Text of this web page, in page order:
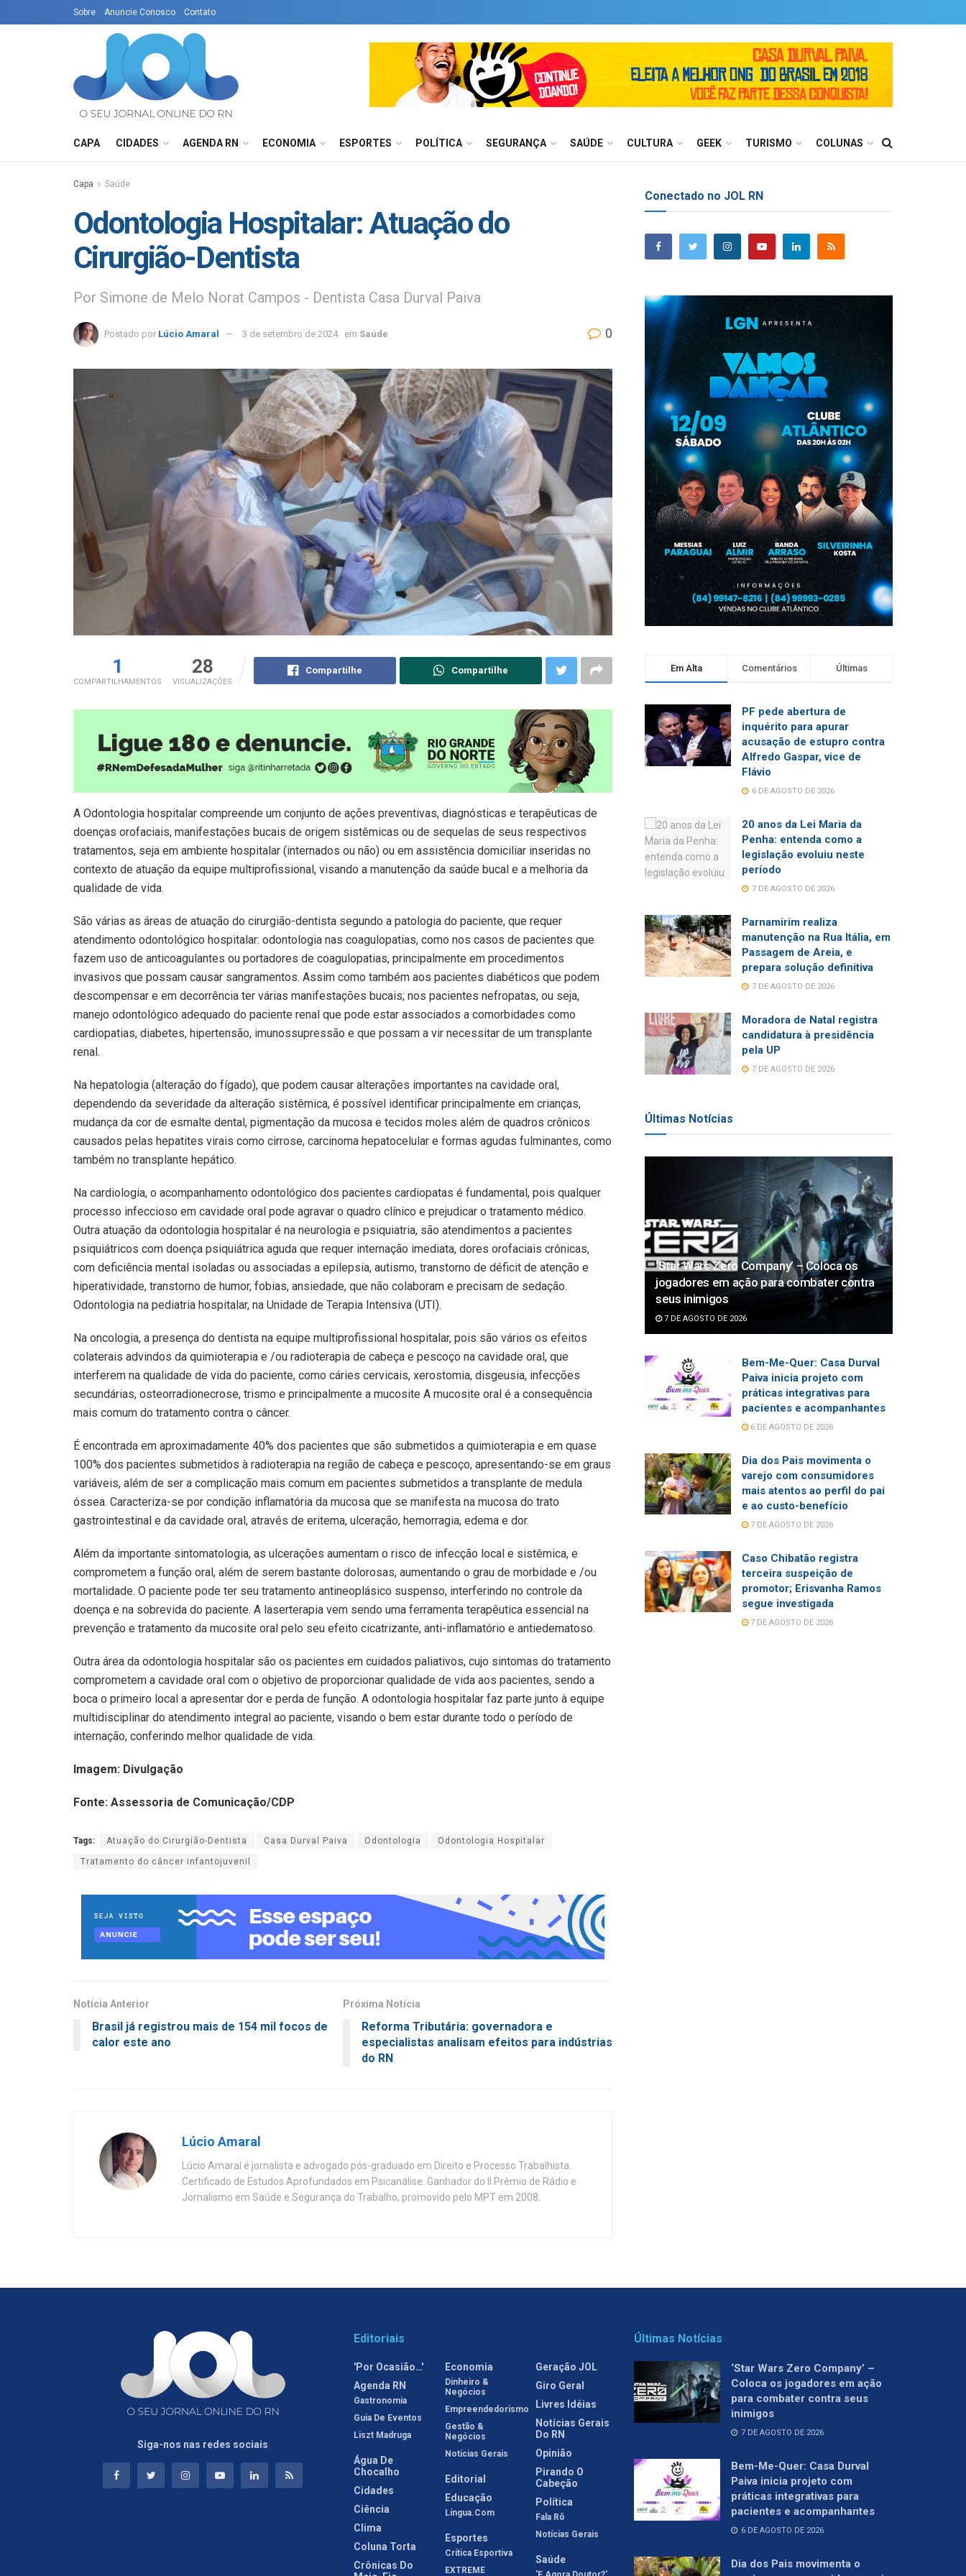
Sobre Anuncie Conosco Contato
CAPA CIDADES AGENDA RN ECONOMIA ESPORTES POLÍTICA SEGURANÇA SAÚDE CULTURA GEEK TURISMO COLUNAS
Capa Saúde
Odontologia Hospitalar: Atuação do
Cirurgião-Dentista
Por Simone de Melo Norat Campos - Dentista Casa Durval Paiva
Postado por Lúcio Amaral 3 de setembro de 2024 em Saúde 0
1
COMPARTILHAMENTOS
28
VISUALIZAÇÕES
Compartilhe Compartilhe
A Odontologia hospitalar compreende um conjunto de ações preventivas, diagnósticas e terapêuticas de
doenças orofaciais, manifestações bucais de origem sistêmicas ou de sequelas de seus respectivos
tratamentos, seja em ambiente hospitalar (internados ou não) ou em assistência domiciliar inseridas no
contexto de atuação da equipe multiprofissional, visando a manutenção da saúde bucal e a melhoria da
qualidade de vida.
São várias as áreas de atuação do cirurgião-dentista segundo a patologia do paciente, que requer
atendimento odontológico hospitalar: odontologia nas coagulopatias, como nos casos de pacientes que
fazem uso de anticoagulantes ou portadores de coagulopatias, principalmente em procedimentos
invasivos que possam causar sangramentos. Assim como também aos pacientes diabéticos que podem
descompensar e em decorrência ter várias manifestações bucais; nos pacientes nefropatas, ou seja,
manejo odontológico adequado do paciente renal que pode estar associados a comorbidades como
cardiopatias, diabetes, hipertensão, imunossupressão e que possam a vir necessitar de um transplante
renal.
Na hepatologia (alteração do fígado), que podem causar alterações importantes na cavidade oral,
dependendo da severidade da alteração sistêmica, é possível identificar principalmente em crianças,
mudança da cor de esmalte dental, pigmentação da mucosa e tecidos moles além de quadros crônicos
causados pelas hepatites virais como cirrose, carcinoma hepatocelular e formas agudas fulminantes, como
também no transplante hepático.
Na cardiologia, o acompanhamento odontológico dos pacientes cardiopatas é fundamental, pois qualquer
processo infeccioso em cavidade oral pode agravar o quadro clínico e prejudicar o tratamento médico.
Outra atuação da odontologia hospitalar é na neurologia e psiquiatria, são atendimentos a pacientes
psiquiátricos com doença psiquiátrica aguda que requer internação imediata, dores orofaciais crônicas,
com deficiência mental isoladas ou associadas a epilepsia, autismo, transtorno de déficit de atenção e
hiperatividade, transtorno de humor, fobias, ansiedade, que não colaboram e precisam de sedação.
Odontologia na pediatria hospitalar, na Unidade de Terapia Intensiva (UTI).
Na oncologia, a presença do dentista na equipe multiprofissional hospitalar, pois são vários os efeitos
colaterais advindos da quimioterapia e /ou radioterapia de cabeça e pescoço na cavidade oral, que
interferem na qualidade de vida do paciente, como cáries cervicais, xerostomia, disgeusia, infecções
secundárias, osteorradionecrose, trismo e principalmente a mucosite A mucosite oral é a consequência
mais comum do tratamento contra o câncer.
É encontrada em aproximadamente 40% dos pacientes que são submetidos a quimioterapia e em quase
100% dos pacientes submetidos à radioterapia na região de cabeça e pescoço, apresentando-se em graus
variáveis, além de ser a complicação mais comum em pacientes submetidos a transplante de medula
óssea. Caracteriza-se por condição inflamatória da mucosa que se manifesta na mucosa do trato
gastrointestinal e da cavidade oral, através de eritema, ulceração, hemorragia, edema e dor.
Além da importante sintomatologia, as ulcerações aumentam o risco de infecção local e sistêmica, e
comprometem a função oral, além de serem bastante dolorosas, aumentando o grau de morbidade e /ou
mortalidade. O paciente pode ter seu tratamento antineoplásico suspenso, interferindo no controle da
doença e na sobrevida do paciente. A laserterapia vem sendo uma ferramenta terapêutica essencial na
prevenção e tratamento da mucosite oral pelo seu efeito cicatrizante, anti-inflamatório e antiedematoso.
Outra área da odontologia hospitalar são os pacientes em cuidados paliativos, cujo sintomas do tratamento
comprometem a cavidade oral com o objetivo de proporcionar qualidade de vida aos pacientes, sendo a
boca o primeiro local a apresentar dor e perda de função. A odontologia hospitalar faz parte junto à equipe
multidisciplinar do atendimento integral ao paciente, visando o bem estar durante todo o período de
internação, conferindo melhor qualidade de vida.
Imagem: Divulgação
Fonte: Assessoria de Comunicação/CDP
Tags: Atuação do Cirurgião-Dentista Casa Durval Paiva Odontologia Odontologia Hospitalar
Tratamento do câncer infantojuvenil
Notícia Anterior
Brasil já registrou mais de 154 mil focos de
calor este ano
Próxima Notícia
Reforma Tributária: governadora e
especialistas analisam efeitos para indústrias
do RN
Lúcio Amaral
Lúcio Amaral é jornalista e advogado pós-graduado em Direito e Processo Trabalhista.
Certificado de Estudos Aprofundados em Psicanálise. Ganhador do II Prêmio de Rádio e
Jornalismo em Saúde e Segurança do Trabalho, promovido pelo MPT em 2008.
Conectado no JOL RN
Em Alta Comentários Últimas
PF pede abertura de
inquérito para apurar
acusação de estupro contra
Alfredo Gaspar, vice de
Flávio
6 DE AGOSTO DE 2026
20 anos da Lei Maria da
Penha: entenda como a
legislação evoluiu neste
período
7 DE AGOSTO DE 2026
Parnamirim realiza
manutenção na Rua Itália, em
Passagem de Areia, e
prepara solução definitiva
7 DE AGOSTO DE 2026
Moradora de Natal registra
candidatura à presidência
pela UP
7 DE AGOSTO DE 2026
Últimas Notícias
‘Star Wars Zero Company’ – Coloca os
jogadores em ação para combater contra
seus inimigos
7 DE AGOSTO DE 2026
Bem-Me-Quer: Casa Durval
Paiva inicia projeto com
práticas integrativas para
pacientes e acompanhantes
6 DE AGOSTO DE 2026
Dia dos Pais movimenta o
varejo com consumidores
mais atentos ao perfil do pai
e ao custo-benefício
7 DE AGOSTO DE 2026
Caso Chibatão registra
terceira suspeição de
promotor; Erisvanha Ramos
segue investigada
7 DE AGOSTO DE 2026
Siga-nos nas redes sociais
Editoriais
'Por Ocasião…'
Agenda RN
Gastronomia
Guia De Eventos
Liszt Madruga
Água De
Chocalho
Cidades
Ciência
Clima
Coluna Torta
Crônicas Do
Economia
Dinheiro &
Negócios
Empreendedorismo
Gestão &
Negócios
Notícias Gerais
Editorial
Educação
Língua.com
Esportes
Crítica Esportiva
EXTREME
Geração JOL
Giro Geral
Livres Idéias
Notícias Gerais
Do RN
Opinião
Pirando O
Cabeção
Política
Fala Rô
Notícias Gerais
Saúde
Últimas Notícias
‘Star Wars Zero Company’ –
Coloca os jogadores em ação
para combater contra seus
inimigos
7 DE AGOSTO DE 2026
Bem-Me-Quer: Casa Durval
Paiva inicia projeto com
práticas integrativas para
pacientes e acompanhantes
6 DE AGOSTO DE 2026
Dia dos Pais movimenta o